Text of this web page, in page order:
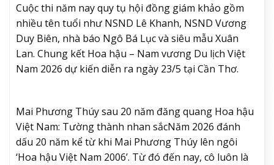
Cuộc thi năm nay quy tụ hội đồng giám khảo gồm
nhiều tên tuổi như NSND Lê Khanh, NSND Vương
Duy Biên, nhà báo Ngô Bá Lục và siêu mẫu Xuân
Lan. Chung kết Hoa hậu – Nam vương Du lịch Việt
Nam 2026 dự kiến diễn ra ngày 23/5 tại Cần Thơ.
Mai Phương Thúy sau 20 năm đăng quang Hoa hậu
Việt Nam: Tường thành nhan sắcNăm 2026 đánh
dấu 20 năm kể từ khi Mai Phương Thúy lên ngôi
‘Hoa hậu Việt Nam 2006’. Từ đó đến nay, cô luôn là